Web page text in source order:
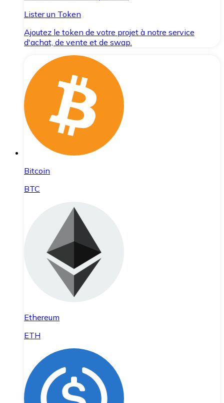
Lister un Token
Ajoutez le token de votre projet à notre service
d'achat, de vente et de swap.
Bitcoin
BTC
Ethereum
ETH